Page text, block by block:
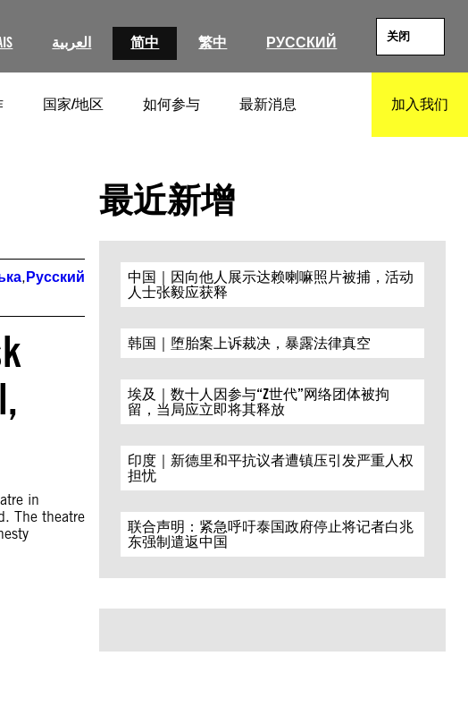
العربية 简中 繁中 РУССКИЙ 关闭
国家/地区 如何参与 最新消息 加入我们
,Русский
in
The theatre
最近新增
中国｜因向他人展示达赖喇嘛照片被捕，活动
人士张毅应获释
韩国｜堕胎案上诉裁决，暴露法律真空
埃及｜数十人因参与“Z世代”网络团体被拘
留，当局应立即将其释放
印度｜新德里和平抗议者遭镇压引发严重人权
担忧
联合声明：紧急呼吁泰国政府停止将记者白兆
东强制遣返中国